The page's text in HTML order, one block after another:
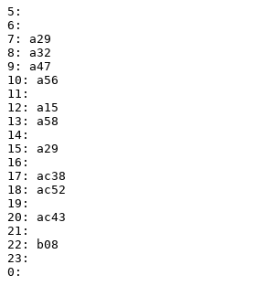
5:
6:
7: a29
8: a32
9: a47
10: a56
11:
12: a15
13: a58
14:
15: a29
16:
17: ac38
18: ac52
19:
20: ac43
21:
22: b08
23:
0: